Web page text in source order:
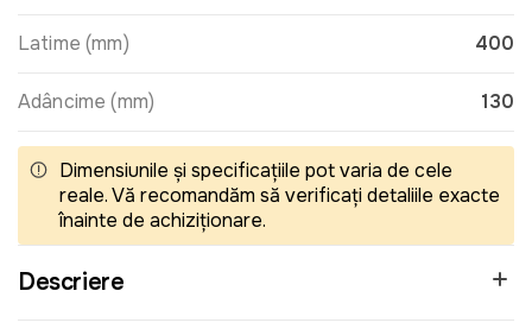
Latime (mm) 400
Adâncime (mm) 130
Dimensiunile și specificațiile pot varia de cele
reale. Vă recomandăm să verificați detaliile exacte
înainte de achiziționare.
Descriere